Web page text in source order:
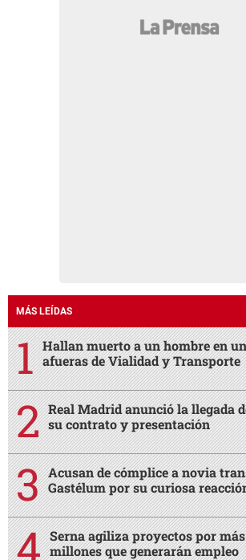
MÁS LEÍDAS
Hallan muerto a un hombre en
afueras de Vialidad y Transporte
Real Madrid anunció la llegada
su contrato y presentación
Acusan de cómplice a novia
Gastélum por su curiosa
Serna agiliza proyectos por más
millones que generarán empleo